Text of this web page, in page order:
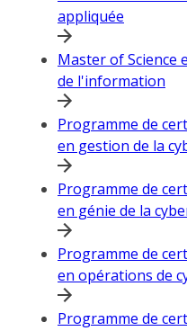
appliquée
Master of Science
de l'information
Programme de
en gestion de la
Programme de
en génie de la
Programme de
en opérations de
Programme de